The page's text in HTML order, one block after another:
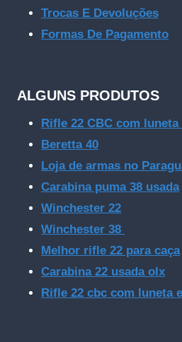
Trocas E Devoluções
Formas De Pagamento
ALGUNS PRODUTOS
Rifle 22 CBC com
Beretta 40
Loja de armas no
Carabina puma 38 usada
Winchester 22
Winchester 38
Melhor rifle 22 para caça
Carabina 22 usada olx
Rifle 22 cbc com luneta